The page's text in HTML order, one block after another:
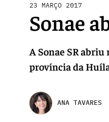
23 MARÇO 2017
Sonae
A Sonae SR
província da
ANA TAVARES